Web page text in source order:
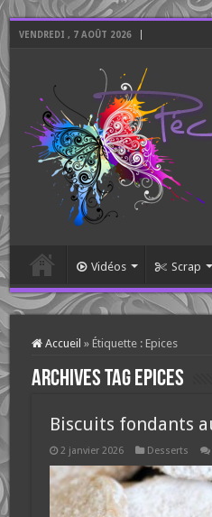
VENDREDI , 7 AOÛT 2026
Vidéos Scrap
Accueil » Étiquette : Epices
Archives tagEpices
Biscuits fondants
2 janvier 2026 Desserts